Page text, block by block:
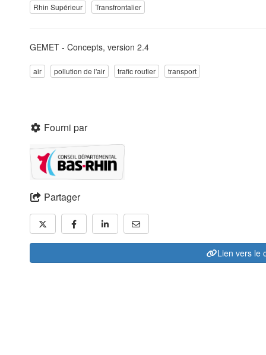
Rhin Supérieur Transfrontalier
GEMET - Concepts, version 2.4
air pollution de l'air trafic routier transport
Fourni par
Partager
Lien vers le